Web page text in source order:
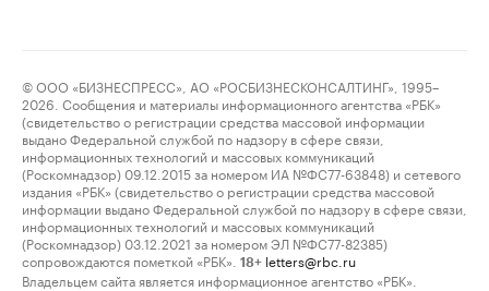
© ООО «БИЗНЕСПРЕСС», АО «РОСБИЗНЕСКОНСАЛТИНГ», 1995–
2026. Сообщения и материалы информационного агентства «РБК»
(свидетельство о регистрации средства массовой информации
выдано Федеральной службой по надзору в сфере связи,
информационных технологий и массовых коммуникаций
(Роскомнадзор) 09.12.2015 за номером ИА №ФС77-63848) и сетевого
издания «РБК» (свидетельство о регистрации средства массовой
информации выдано Федеральной службой по надзору в сфере связи,
информационных технологий и массовых коммуникаций
(Роскомнадзор) 03.12.2021 за номером ЭЛ №ФС77-82385)
сопровождаются пометкой «РБК».
18+ letters@rbc.ru
Владельцем сайта является информационное агентство «РБК».